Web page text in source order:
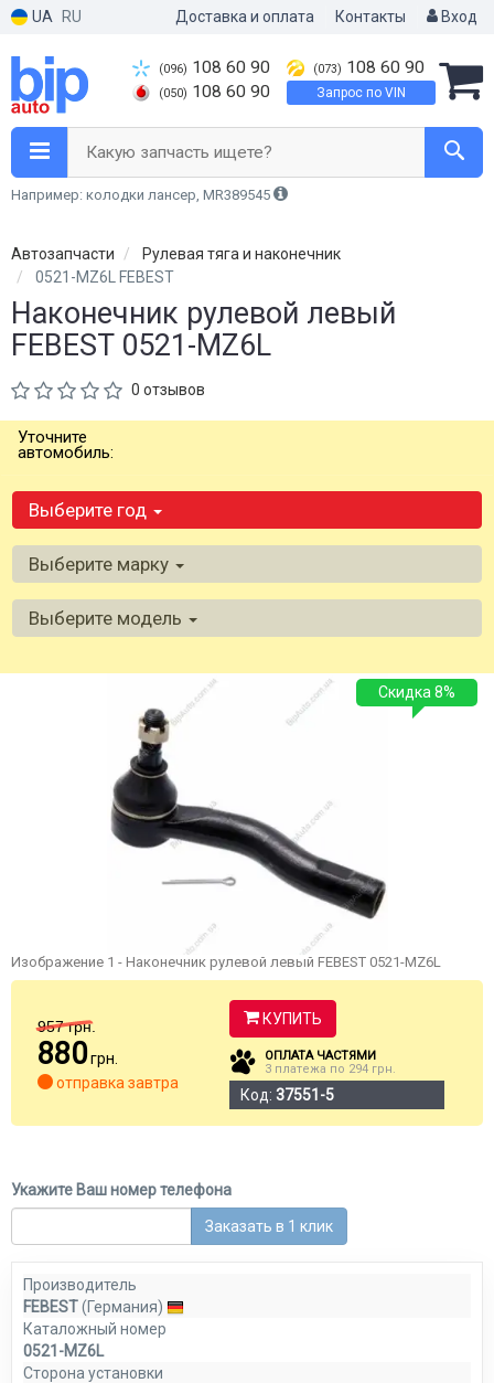
UA RU Доставка и оплата Контакты Вход
(096) 108 60 90
(050) 108 60 90
(073) 108 60 90
Запрос по VIN
Какую запчасть ищете?
Например: колодки лансер, MR389545
Автозапчасти
Рулевая тяга и наконечник
0521-MZ6L FEBEST
Наконечник рулевой левый
FEBEST 0521-MZ6L
0 отзывов
Уточните
автомобиль:
Выберите год
Выберите марку
Выберите модель
Скидка 8%
Изображение 1 - Наконечник рулевой левый FEBEST 0521-MZ6L
957 грн.
880грн.
отправка завтра
КУПИТЬ
ОПЛАТА ЧАСТЯМИ
3 платежа по 294 грн.
Код: 37551-5
Укажите Ваш номер телефона
Заказать в 1 клик
Производитель
FEBEST(Германия)
Каталожный номер
0521-MZ6L
Сторона установки